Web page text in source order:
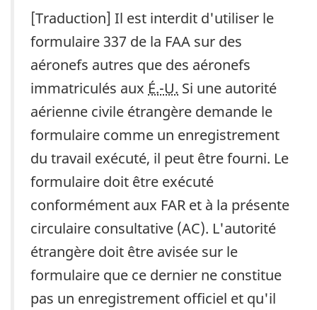
[Traduction] Il est interdit d'utiliser le
formulaire 337 de la FAA sur des
aéronefs autres que des aéronefs
immatriculés aux É.-U. Si une autorité
aérienne civile étrangère demande le
formulaire comme un enregistrement
du travail exécuté, il peut être fourni. Le
formulaire doit être exécuté
conformément aux FAR et à la présente
circulaire consultative (AC). L'autorité
étrangère doit être avisée sur le
formulaire que ce dernier ne constitue
pas un enregistrement officiel et qu'il